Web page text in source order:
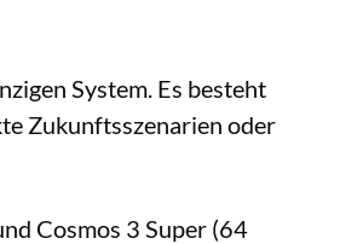
System. Es besteht
Zukunftsszenarien oder
Cosmos 3 Super (64